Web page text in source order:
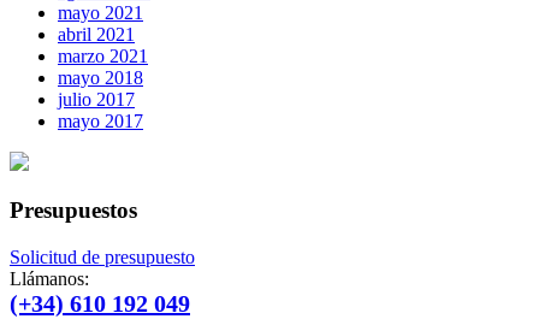
mayo 2021
abril 2021
marzo 2021
mayo 2018
julio 2017
mayo 2017
Presupuestos
Solicitud de presupuesto
Llámanos:
(+34) 610 192 049